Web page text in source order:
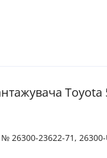
№ 26300-23622-71,